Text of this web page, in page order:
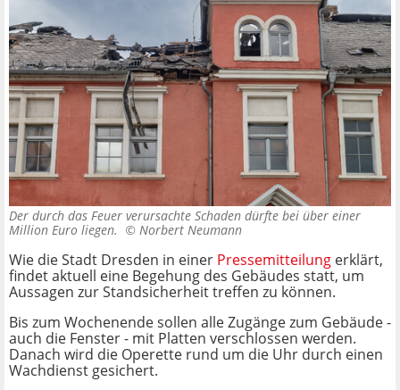
Der durch das Feuer verursachte Schaden dürfte bei über einer
Million Euro liegen. © Norbert Neumann
Wie die Stadt Dresden in einer Pressemitteilung erklärt,
findet aktuell eine Begehung des Gebäudes statt, um
Aussagen zur Standsicherheit treffen zu können.
Bis zum Wochenende sollen alle Zugänge zum Gebäude -
auch die Fenster - mit Platten verschlossen werden.
Danach wird die Operette rund um die Uhr durch einen
Wachdienst gesichert.